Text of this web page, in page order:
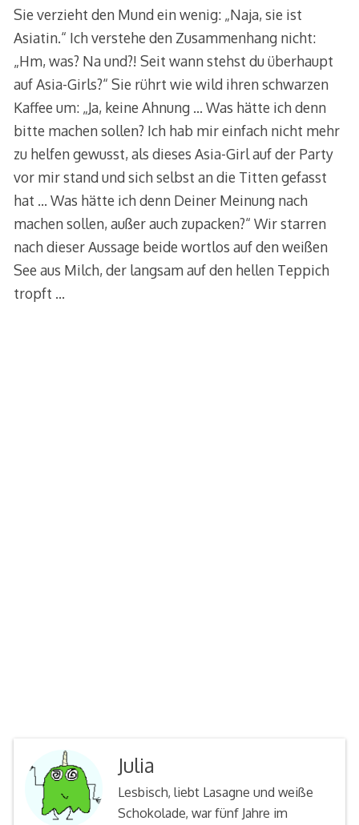
Sie verzieht den Mund ein wenig: „Naja, sie ist
Asiatin.“ Ich verstehe den Zusammenhang nicht:
„Hm, was? Na und?! Seit wann stehst du überhaupt
auf Asia-Girls?“ Sie rührt wie wild ihren schwarzen
Kaffee um: „Ja, keine Ahnung … Was hätte ich denn
bitte machen sollen? Ich hab mir einfach nicht mehr
zu helfen gewusst, als dieses Asia-Girl auf der Party
vor mir stand und sich selbst an die Titten gefasst
hat … Was hätte ich denn Deiner Meinung nach
machen sollen, außer auch zupacken?“ Wir starren
nach dieser Aussage beide wortlos auf den weißen
See aus Milch, der langsam auf den hellen Teppich
tropft …
Julia
Lesbisch, liebt Lasagne und weiße
Schokolade, war fünf Jahre im